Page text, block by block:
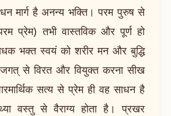
मार्ग है अनन्य भक्ति। परम पुरुष से
प्रेम) तभी वास्तविक और पूर्ण हो
भक्त स्वयं को शरीर मन और बुद्धि
जगत् से विरत और वियुक्त करना सीख
सत्य से प्रेम ही वह साधन है
वस्तु से वैराग्य होता है। प्रखर